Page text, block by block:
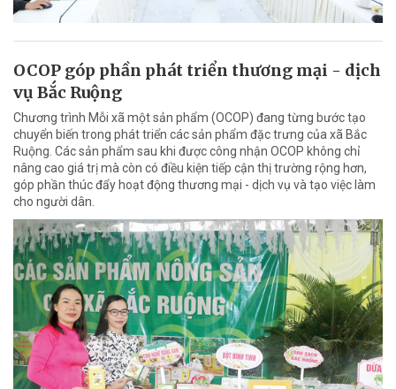
OCOP góp phần phát triển thương mại - dịch
vụ Bắc Ruộng
Chương trình Mỗi xã một sản phẩm (OCOP) đang từng bước tạo
chuyển biến trong phát triển các sản phẩm đặc trưng của xã Bắc
Ruộng. Các sản phẩm sau khi được công nhận OCOP không chỉ
nâng cao giá trị mà còn có điều kiện tiếp cận thị trường rộng hơn,
góp phần thúc đẩy hoạt động thương mại - dịch vụ và tạo việc làm
cho người dân.